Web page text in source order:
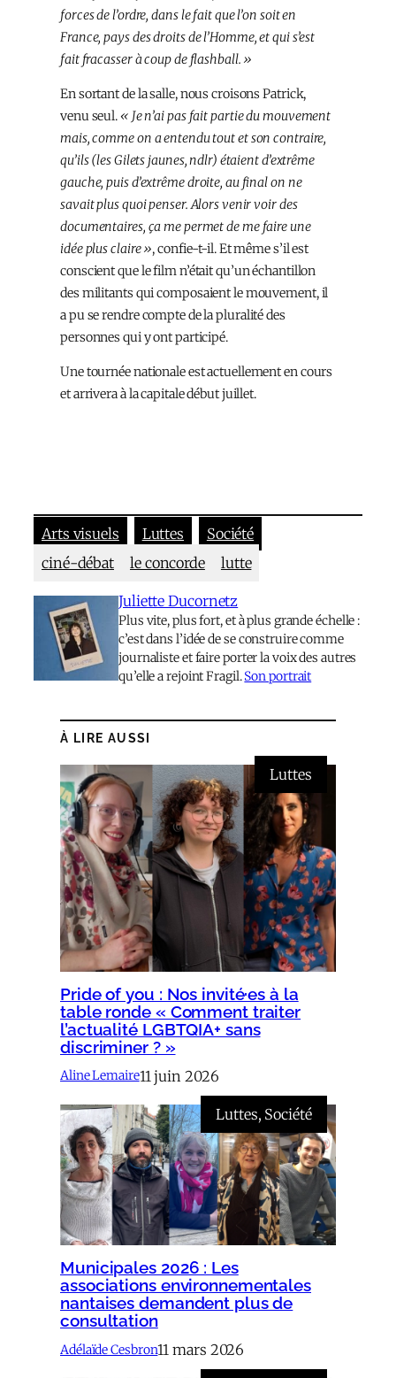
forces de l’ordre, dans le fait que l’on soit en
France, pays des droits de l’Homme, et qui s’est
fait fracasser à coup de flashball. »
En sortant de la salle, nous croisons Patrick,
venu seul.« Je n’ai pas fait partie du mouvement
mais, comme on a entendu tout et son contraire,
qu’ils (les Gilets jaunes, ndlr) étaient d’extrême
gauche, puis d’extrême droite, au final on ne
savait plus quoi penser. Alors venir voir des
documentaires, ça me permet de me faire une
idée plus claire », confie-t-il. Et même s’il est
conscient que le film n’était qu’un échantillon
des militants qui composaient le mouvement, il
a pu se rendre compte de la pluralité des
personnes qui y ont participé.
Une tournée nationale est actuellement en cours
et arrivera à la capitale début juillet.
Arts visuels Luttes
Société
ciné-débat
le concorde lutte
Juliette Ducornetz
Plus vite, plus fort, et à plus grande échelle :
c’est dans l’idée de se construire comme
journaliste et faire porter la voix des autres
qu’elle a rejoint Fragil.Son portrait
À LIRE AUSSI
Luttes
Pride of you : Nos invité·es à la
table ronde « Comment traiter
l’actualité LGBTQIA+ sans
discriminer ? »
Aline Lemaire11 juin 2026
Luttes, Société
Municipales 2026 : Les
associations environnementales
nantaises demandent plus de
consultation
Adélaïde Cesbron11 mars 2026